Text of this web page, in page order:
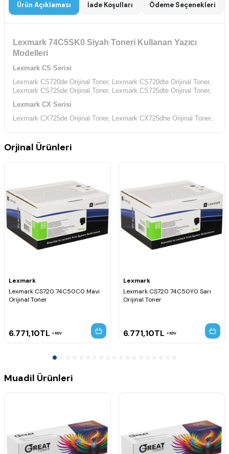
Ürün Açıklaması İade Koşulları Ödeme Seçenekleri
Lexmark 74C5SK0 Siyah Toneri Kullanan Yazıcı
Modelleri
Lexmark CS Serisi
Lexmark CS720de Orijinal Toner, Lexmark CS720dte Orijinal Toner,
Lexmark CS725de Orijinal Toner, Lexmark CS725dte Orijinal Toner,
Lexmark CX Serisi
Lexmark CX725de Orijinal Toner, Lexmark CX725dhe Orijinal Toner,
Orjinal Ürünleri
Lexmark
Lexmark CS720 74C50C0 Mavi
Orijinal Toner
6.771,10TL KDV
Lexmark
Lexmark CS720 74C50Y0 Sarı
Orijinal Toner
6.771,10TL KDV
Muadil Ürünleri